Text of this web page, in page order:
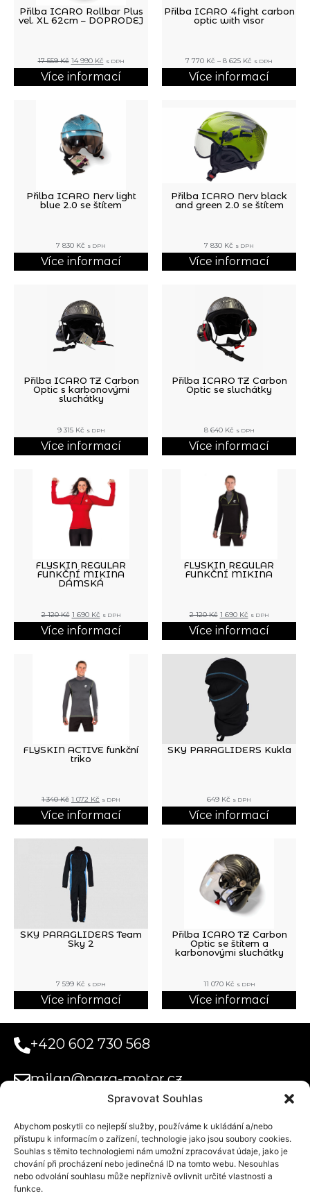
Spravovat Souhlas
Abychom poskytli co nejlepší služby, používáme k ukládání a/nebo
přístupu k informacím o zařízení, technologie jako jsou soubory cookies.
Souhlas s těmito technologiemi nám umožní zpracovávat údaje, jako je
chování při procházení nebo jedinečná ID na tomto webu. Nesouhlas
nebo odvolání souhlasu může nepříznivě ovlivnit určité vlastnosti a
funkce.
Přilba ICARO Rollbar Plus
vel. XL 62cm – DOPRODEJ
17 559Kč 14 990 Kč s DPH
Více informací
Přilba ICARO 4fight carbon
optic with visor
7 770 Kč – 8 625 Kč s DPH
Více informací
Přilba ICARO Nerv light
blue 2.0 se štítem
7 830 Kč s DPH
Více informací
Přilba ICARO Nerv black
and green 2.0 se štítem
7 830 Kč s DPH
Více informací
Přilba ICARO TZ Carbon
Optic s karbonovými
sluchátky
9 315 Kč s DPH
Více informací
Přilba ICARO TZ Carbon
Optic se sluchátky
8 640 Kč s DPH
Více informací
FLYSKIN REGULAR
FUNKČNÍ MIKINA
DÁMSKÁ
2 120Kč 1 690 Kč s DPH
Více informací
FLYSKIN REGULAR
FUNKČNÍ MIKINA
2 120Kč 1 690 Kč s DPH
Více informací
FLYSKIN ACTIVE funkční
triko
1 340Kč 1 072 Kč s DPH
Více informací
SKY PARAGLIDERS Kukla
649 Kč s DPH
Více informací
SKY PARAGLIDERS Team
Sky 2
7 599 Kč s DPH
Více informací
Přilba ICARO TZ Carbon
Optic se štítem a
karbonovými sluchátky
11 070 Kč s DPH
Více informací
+420 602 730 568
milan@para-motor.cz
Paramotor
Systems s.r.o.
Kurzova
2222/16